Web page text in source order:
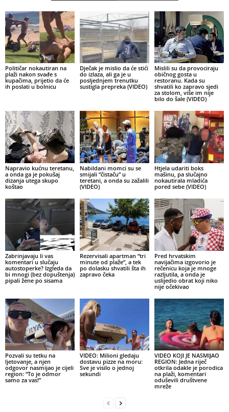
Političar nokautiran na
plaži nakon svađe s
kupačima, prijetio da će
ih poslati u bolnicu
Dječak je mislio da će stići
do izlaza, ali ga je u
posljednjem trenutku
sustigla prepreka (VIDEO)
Mislili su da provociraju
običnog gosta u
restoranu. Kada su
shvatili ko zapravo sjedi
za stolom, više im nije
bilo do šale (VIDEO)
Napravio kućnu teretanu,
a onda ga je pokušaj
dizanja utega skupo
koštao
Nabildani momci su se
smijali “čistaču” u
teretani, a onda su zažalili
(VIDEO)
Htjela udariti boks
mašinu, pa slučajno
nokautirala mladića
pored sebe (VIDEO)
Zabrinjavaju li vas
komentari u slučaju
autostoperke? Izgleda da
bi mnogi (bez dopuštenja)
pipali žene po sisama
Rezervisali apartman “tri
minute od plaže”, a tek
po dolasku shvatili šta ih
zapravo čeka
Pred hrvatskim
navijačima izgovorio je
rečenicu koja je mnoge
razljutila, a onda je
uslijedio obrat koji niko
nije očekivao
Pozvali su tetku na
ljetovanje, a njen
odgovor nasmijao je cijeli
region: “To je odmor
samo za vas!”
VIDEO: Milioni gledaju
dostavu pizze na moru:
Sve je visilo o jednoj
sekundi
VIDEO KOJI JE NASMIJAO
REGION: Jedna riječ
otkrila odakle je porodica
na plaži, komentari
oduševili društvene
mreže